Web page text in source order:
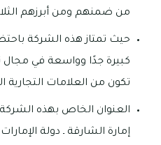
من ضمنهم ومن أبرزهم
حيث تمتاز هذه الشركة
كبيرة جدًا وواسعة في مجال
تكون من العلامات التجارية
إمارة الشارقة ـ دولة